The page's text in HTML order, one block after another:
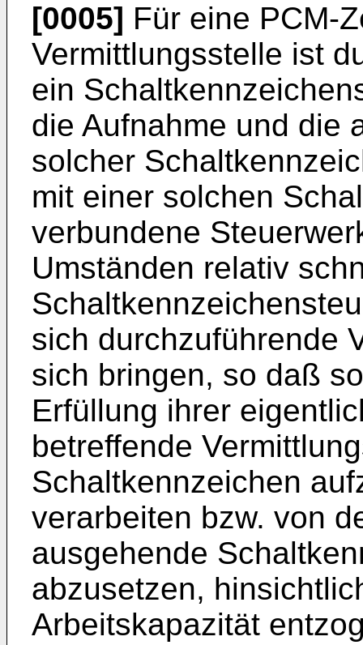
[0005] Für eine PCM-
Vermittlungsstelle ist
ein
die Aufnahme und die
solcher
mit einer solchen
verbundene
Umständen relativ
sich durchzuführende
sich bringen, so daß
Erfüllung ihrer
betreffende
Schaltkennzeichen
verarbeiten bzw. von
ausgehende
abzusetzen,
Arbeitskapazität